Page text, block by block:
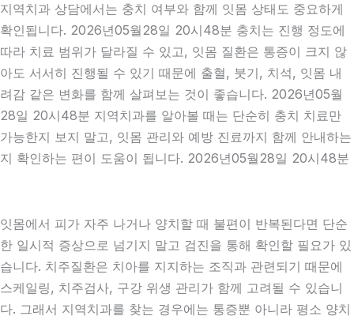
지역치과 상담에서는 충치 여부와 함께 잇몸 상태도 중요하게
확인됩니다. 2026년05월28일 20시48분 충치는 진행 정도에
따라 치료 범위가 달라질 수 있고, 잇몸 질환은 통증이 크지 않
아도 서서히 진행될 수 있기 때문에 출혈, 붓기, 치석, 잇몸 내
려감 같은 변화를 함께 살펴보는 것이 좋습니다. 2026년05월
28일 20시48분 지역치과를 알아볼 때는 단순히 충치 치료만
가능한지 보지 말고, 잇몸 관리와 예방 진료까지 함께 안내하는
지 확인하는 편이 도움이 됩니다. 2026년05월28일 20시48분
잇몸에서 피가 자주 나거나 양치할 때 불편이 반복된다면 단순
한 일시적 증상으로 넘기지 말고 검진을 통해 확인할 필요가 있
습니다. 치주질환은 치아를 지지하는 조직과 관련되기 때문에
스케일링, 치주검사, 구강 위생 관리가 함께 고려될 수 있습니
다. 그래서 지역치과를 찾는 경우에는 통증뿐 아니라 평소 양치